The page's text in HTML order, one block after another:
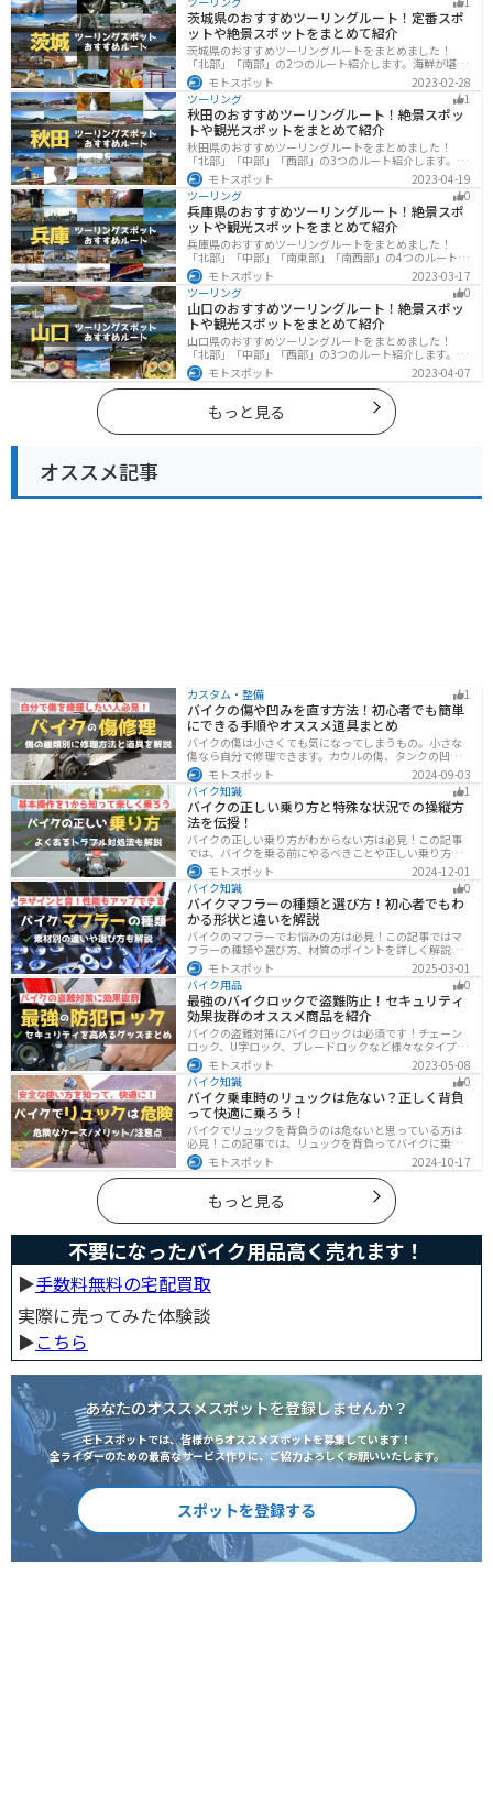
ください。
茨城県のおすすめツーリングルート！定番スポ
ットや絶景スポットをまとめて紹介
茨城県のおすすめツーリングルートをまとめました！
「北部」「南部」の2つのルート紹介します。海鮮が堪能
できる港や梅の景勝地、自然豊かな山々があるのでツー
リングにもってこいです。バイクで茨城県にツーリング
に行く際は参考にしてください。
モトスポット
2023-02-28
ツーリング
1
秋田のおすすめツーリングルート！絶景スポッ
トや観光スポットをまとめて紹介
秋田県のおすすめツーリングルートをまとめました！
「北部」「中部」「西部」の3つのルート紹介します。自
然豊かな山々や湖、温泉地が点在し、四季折々の景色を
楽しめるスポットが多数あります。バイクで秋田県にツ
ーリングに行く際は参考にしてください。
モトスポット
2023-04-19
ツーリング
0
兵庫県のおすすめツーリングルート！絶景スポ
ットや観光スポットをまとめて紹介
兵庫県のおすすめツーリングルートをまとめました！
「北部」「中部」「南東部」「南西部」の4つのルート紹
介します。自然豊かな山を堪能できる北部と中部、街中
で海辺の南部と違った楽しみ方ができます。バイクで兵
庫県にツーリングに行く際は参考にしてください。
モトスポット
2023-03-17
ツーリング
0
山口のおすすめツーリングルート！絶景スポッ
トや観光スポットをまとめて紹介
山口県のおすすめツーリングルートをまとめました！
「北部」「中部」「西部」の3つのルート紹介します。美
しい海岸線や山々を楽しむことができます。バイクで山
口県にツーリングに行く際は参考にしてください。
モトスポット 2023-04-07
もっと見る
オススメ記事
カスタム・整備 1
バイクの傷や凹みを直す方法！初心者でも簡単
にできる手順やオススメ道具まとめ
バイクの傷は小さくても気になってしまうもの。小さな
傷なら自分で修理できます。カウルの傷、タンクの凹
み、サビ、樹脂の劣化、ホイールの傷などあらゆる傷の
修理方法をまとめました。自分でバイクの傷を直したい
と思っている人は参考にしてください。
モトスポット
2024-09-03
バイク知識
1
バイクの正しい乗り方と特殊な状況での操縦方
法を伝授！
バイクの正しい乗り方がわからない方は必見！この記事
では、バイクを乗る前にやるべきことや正しい乗り方、
トラブルと対処法を解説しています。実は、車と気をつ
ける部分はかなり異なるので注意が必要です。この記事
を読めば、安全で快適なバイクライフを送れます。
モトスポット
2024-12-01
バイク知識
0
バイクマフラーの種類と選び方！初心者でもわ
かる形状と違いを解説
バイクのマフラーでお悩みの方は必見！この記事ではマ
フラーの種類や選び方、材質のポイントを詳しく解説し
ています。実は初めてのカスタマイズには、先端だけ変
えられるスリップオンマフラーがおすすめです。記事を
読めば、理想のサウンドと走りを手に入れられます。
モトスポット
2025-03-01
バイク用品
0
最強のバイクロックで盗難防止！セキュリティ
効果抜群のオススメ商品を紹介
バイクの盗難対策にバイクロックは必須です！チェーン
ロック、U字ロック、ブレードロックなど様々なタイプが
あるので自分の用途に合った使いやすいものを選びまし
ょう。この記事ではバイクロックの種類と特徴、それぞ
れ最強の商品を紹介します。
モトスポット
2023-05-08
バイク知識
0
バイク乗車時のリュックは危ない？正しく背負
って快適に乗ろう！
バイクでリュックを背負うのは危ないと思っている方は
必見！この記事では、リュックを背負ってバイクに乗る
リスクと、安全な方法を紹介しています。実は、荷物の
量や配置を工夫することで、安全にリュックを使用する
ことが可能です。この記事を読めば、バイク乗車時にリ
ュックを安全に使う方法がわかります。
モトスポット 2024-10-17
もっと見る
不要になったバイク用品高く売れます！
▶︎手数料無料の宅配買取
実際に売ってみた体験談
▶︎こちら
あなたのオススメスポットを登録しませんか？
モトスポットでは、皆様からオススメスポットを募集しています！
全ライダーのための最高なサービス作りに、ご協力よろしくお願いいたします。
スポットを登録する